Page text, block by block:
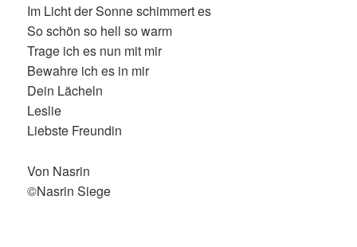
Im Licht der Sonne schimmert es
So schön so hell so warm
Trage ich es nun mit mir
Bewahre ich es in mir
Dein Lächeln
Leslie
Liebste Freundin
Von Nasrin
©Nasrin Siege